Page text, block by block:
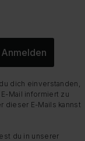
Anmelden
dich einverstanden,
Mail informiert zu
dieser E-Mails kannst
du in unserer